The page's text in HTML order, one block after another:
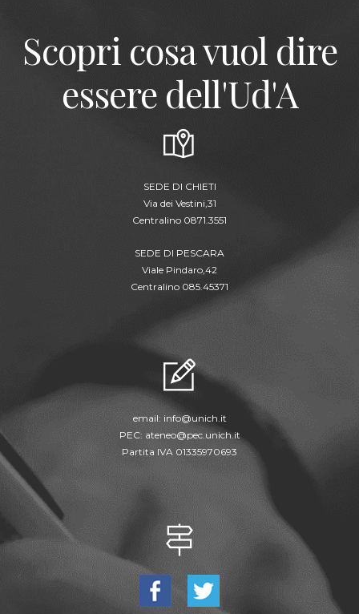
Scopri cosa vuol dire
essere dell'Ud'A
SEDE DI CHIETI
Via dei Vestini,31
Centralino 0871.3551
SEDE DI PESCARA
Viale Pindaro,42
Centralino 085.45371
email: info@unich.it
PEC: ateneo@pec.unich.it
Partita IVA 01335970693